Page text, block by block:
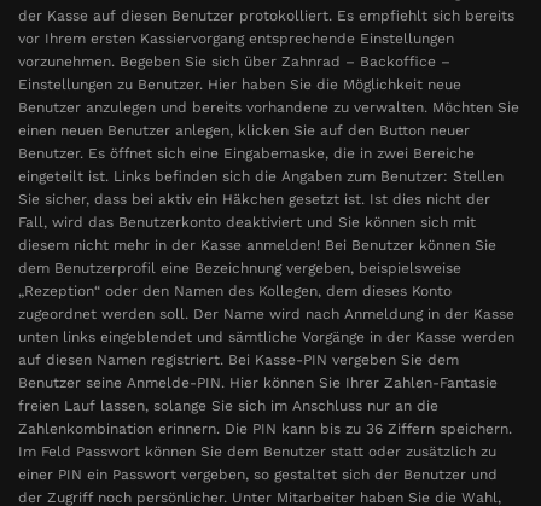
der Kasse auf diesen Benutzer protokolliert. Es empfiehlt sich bereits
vor Ihrem ersten Kassiervorgang entsprechende Einstellungen
vorzunehmen. Begeben Sie sich über Zahnrad – Backoffice –
Einstellungen zu Benutzer. Hier haben Sie die Möglichkeit neue
Benutzer anzulegen und bereits vorhandene zu verwalten. Möchten Sie
einen neuen Benutzer anlegen, klicken Sie auf den Button neuer
Benutzer. Es öffnet sich eine Eingabemaske, die in zwei Bereiche
eingeteilt ist. Links befinden sich die Angaben zum Benutzer: Stellen
Sie sicher, dass bei aktiv ein Häkchen gesetzt ist. Ist dies nicht der
Fall, wird das Benutzerkonto deaktiviert und Sie können sich mit
diesem nicht mehr in der Kasse anmelden! Bei Benutzer können Sie
dem Benutzerprofil eine Bezeichnung vergeben, beispielsweise
„Rezeption“ oder den Namen des Kollegen, dem dieses Konto
zugeordnet werden soll. Der Name wird nach Anmeldung in der Kasse
unten links eingeblendet und sämtliche Vorgänge in der Kasse werden
auf diesen Namen registriert. Bei Kasse-PIN vergeben Sie dem
Benutzer seine Anmelde-PIN. Hier können Sie Ihrer Zahlen-Fantasie
freien Lauf lassen, solange Sie sich im Anschluss nur an die
Zahlenkombination erinnern. Die PIN kann bis zu 36 Ziffern speichern.
Im Feld Passwort können Sie dem Benutzer statt oder zusätzlich zu
einer PIN ein Passwort vergeben, so gestaltet sich der Benutzer und
der Zugriff noch persönlicher. Unter Mitarbeiter haben Sie die Wahl,